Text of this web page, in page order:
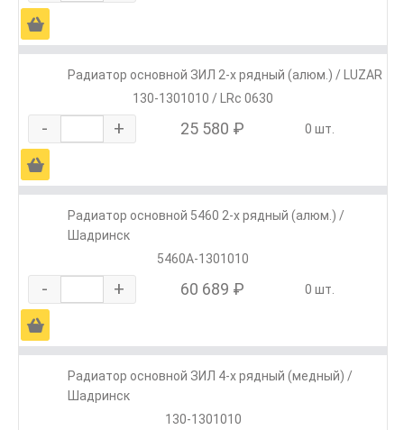
Ä
Радиатор основной ЗИЛ 2-х рядный (алюм.) / LUZAR
130-1301010 / LRc 0630
- + 25 580 ₽ 0 шт.
Ä
Радиатор основной 5460 2-х рядный (алюм.) /
Шадринск
5460А-1301010
- + 60 689 ₽ 0 шт.
Ä
Радиатор основной ЗИЛ 4-х рядный (медный) /
Шадринск
130-1301010